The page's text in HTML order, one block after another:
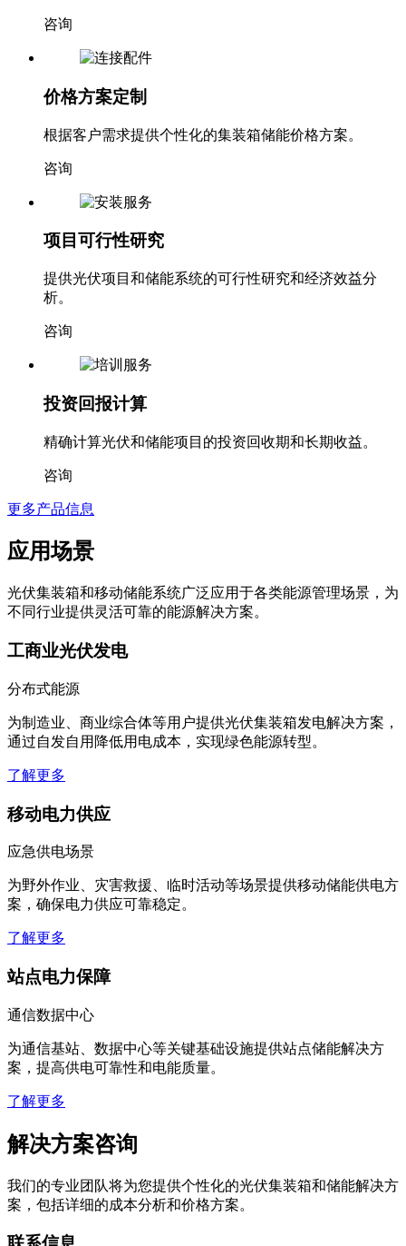
咨询
价格方案定制
根据客户需求提供个性化的集装箱储能价格方案。
咨询
项目可行性研究
提供光伏项目和储能系统的可行性研究和经济效益分
析。
咨询
投资回报计算
精确计算光伏和储能项目的投资回收期和长期收益。
咨询
更多产品信息
应用场景
光伏集装箱和移动储能系统广泛应用于各类能源管理场景，为
不同行业提供灵活可靠的能源解决方案。
工商业光伏发电
分布式能源
为制造业、商业综合体等用户提供光伏集装箱发电解决方案，
通过自发自用降低用电成本，实现绿色能源转型。
了解更多
移动电力供应
应急供电场景
为野外作业、灾害救援、临时活动等场景提供移动储能供电方
案，确保电力供应可靠稳定。
了解更多
站点电力保障
通信数据中心
为通信基站、数据中心等关键基础设施提供站点储能解决方
案，提高供电可靠性和电能质量。
了解更多
解决方案咨询
我们的专业团队将为您提供个性化的光伏集装箱和储能解决方
案，包括详细的成本分析和价格方案。